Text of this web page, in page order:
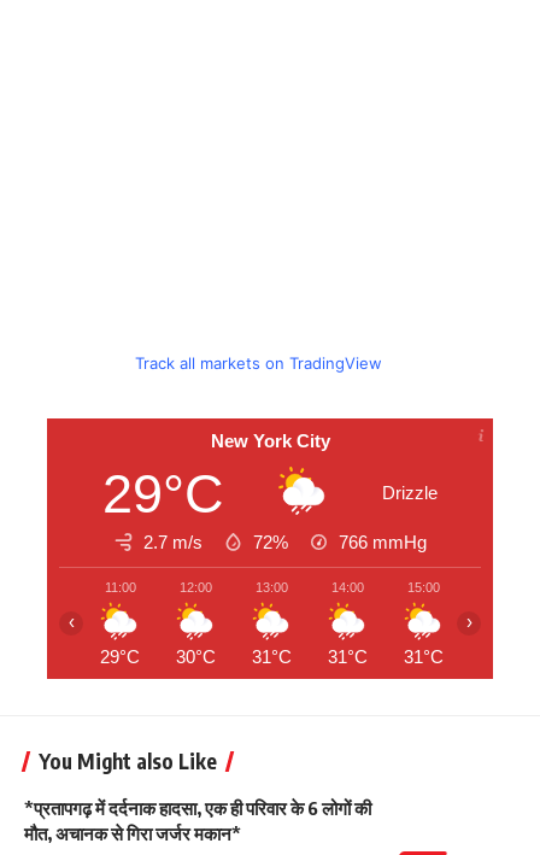
Track all markets on TradingView
New York City
29°C Drizzle
2.7 m/s 72% 766 mmHg
11:00
29°C
12:00
30°C
13:00
31°C
14:00
31°C
15:00
31°C
‹ ›
You Might also Like
*प्रतापगढ़ में दर्दनाक हादसा, एक ही परिवार के 6 लोगों की
मौत, अचानक से गिरा जर्जर मकान*